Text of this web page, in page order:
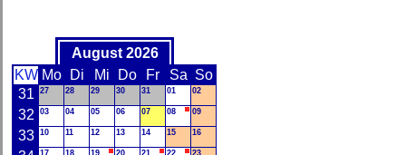
August 2026
KW Mo Di Mi Do Fr Sa So
31
27 28 29 30 31 01 02
32 03 04 05 06 07 08 09
33 10 11 12 13 14 15 16
17 18 19 20 21 22 23